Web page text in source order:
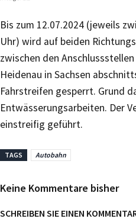
Bis zum 12.07.2024 (jeweils
Uhr) wird auf beiden
zwischen den
Heidenau in Sachsen
Fahrstreifen gesperrt. Grund
Entwässerungsarbeiten. Der
einstreifig geführt.
TAGS Autobahn
Keine Kommentare bisher
SCHREIBEN SIE EINEN